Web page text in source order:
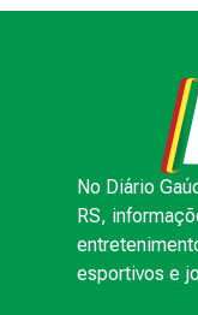
No Diário
RS,
esportivos e